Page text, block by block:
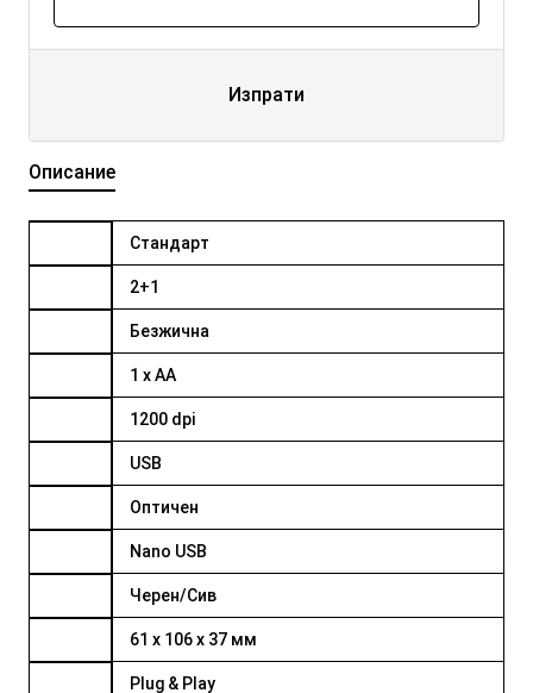
Изпрати
Описание
Стандарт
2+1
Безжична
1 x AA
1200 dpi
USB
Оптичен
Nano USB
Черен/Сив
61 x 106 x 37 мм
Plug & Play